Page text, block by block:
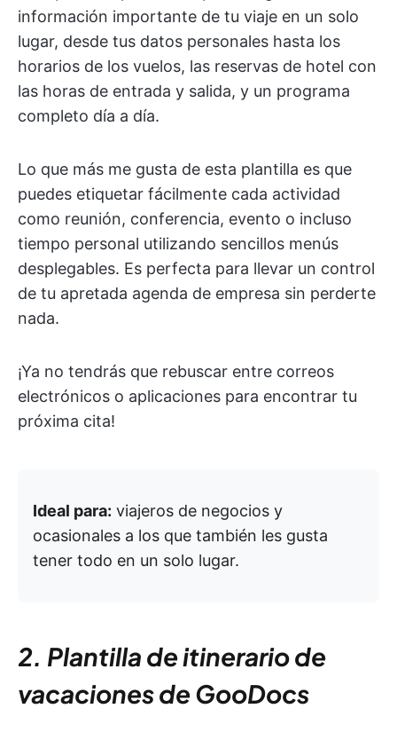
información importante de tu viaje en un solo
lugar, desde tus datos personales hasta los
horarios de los vuelos, las reservas de hotel con
las horas de entrada y salida, y un programa
completo día a día.
Lo que más me gusta de esta plantilla es que
puedes etiquetar fácilmente cada actividad
como reunión, conferencia, evento o incluso
tiempo personal utilizando sencillos menús
desplegables. Es perfecta para llevar un control
de tu apretada agenda de empresa sin perderte
nada.
¡Ya no tendrás que rebuscar entre correos
electrónicos o aplicaciones para encontrar tu
próxima cita!
Ideal para: viajeros de negocios y
ocasionales a los que también les gusta
tener todo en un solo lugar.
2. Plantilla de itinerario de
vacaciones de GooDocs